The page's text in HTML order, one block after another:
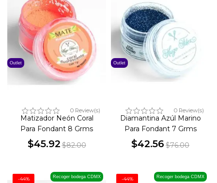
Outlet
0 Review(s)
Matizador Neón Coral
Para Fondant 8 Grms
$45.92$82.00
Outlet
0 Review(s)
Diamantina Azúl Marino
Para Fondant 7 Grms
$42.56 $76.00
Recoger bodega CDMX
-44% Recoger bodega CDMX
-44%